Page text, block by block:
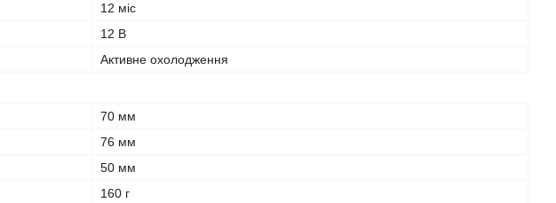
12 міс
12 В
Активне охолодження
70 мм
76 мм
50 мм
160 г